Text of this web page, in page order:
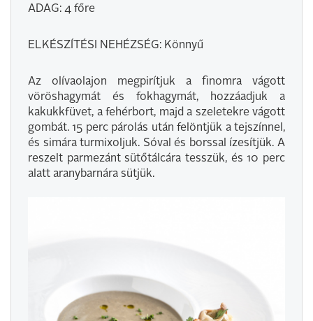
ADAG: 4 főre
ELKÉSZÍTÉSI NEHÉZSÉG: Könnyű
Az olívaolajon megpirítjuk a finomra vágott
vöröshagymát és fokhagymát, hozzáadjuk a
kakukkfüvet, a fehérbort, majd a szeletekre vágott
gombát. 15 perc párolás után felöntjük a tejszínnel,
és simára turmixoljuk. Sóval és borssal ízesítjük. A
reszelt parmezánt sütőtálcára tesszük, és 10 perc
alatt aranybarnára sütjük.